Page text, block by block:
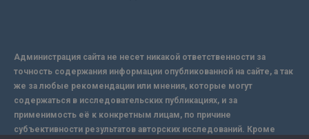
Администрация сайта не несет никакой ответственности за
точность содержания информации опубликованной на сайте, а так
же за любые рекомендации или мнения, которые могут
содержаться в исследовательских публикациях, и за
применимость её к конкретным лицам, по причине
субъективности результатов авторских исследований. Кроме